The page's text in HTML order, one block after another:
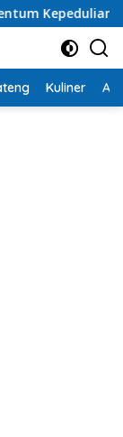
Ajak Warga
Kuliner